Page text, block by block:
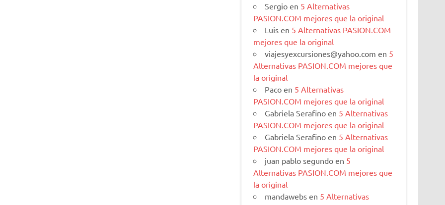
Sergio en 5 Alternativas
PASION.COM mejores que la original
Luis en 5 Alternativas PASION.COM
mejores que la original
viajesyexcursiones@yahoo.com en 5
Alternativas PASION.COM mejores que
la original
Paco en 5 Alternativas
PASION.COM mejores que la original
Gabriela Serafino en 5 Alternativas
PASION.COM mejores que la original
Gabriela Serafino en 5 Alternativas
PASION.COM mejores que la original
juan pablo segundo en 5
Alternativas PASION.COM mejores que
la original
mandawebs en 5 Alternativas